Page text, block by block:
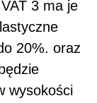
3 ma je
20%. oraz
wysokości